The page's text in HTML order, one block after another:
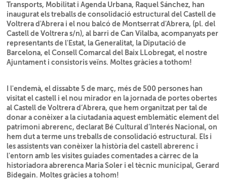
Transports, Mobilitat i Agenda Urbana, Raquel Sánchez, han
inaugurat els treballs de consolidació estructural del Castell de
Voltrera d'Abrera i el nou balcó de Montserrat d'Abrera, (pl. del
Castell de Voltrera s/n), al barri de Can Vilalba, acompanyats per
representants de l'Estat, la Generalitat, la Diputació de
Barcelona, el Consell Comarcal del Baix LLobregat, el nostre
Ajuntament i consistoris veïns. Moltes gràcies a tothom!
I l'endemà, el dissabte 5 de març, més de 500 persones han
visitat el castell i el nou mirador en la jornada de portes obertes
al Castell de Voltrera d’Abrera, que hem organitzat per tal de
donar a conèixer a la ciutadania aquest emblemàtic element del
patrimoni abrerenc, declarat Bé Cultural d’Interés Nacional, on
hem dut a terme uns treballs de consolidació estructural. Els i
les assistents van conèixer la història del castell abrerenc i
l'entorn amb les visites guiades comentades a càrrec de la
historiadora abrerenca Maria Soler i el tècnic municipal, Gerard
Bidegain. Moltes gràcies a tohom!